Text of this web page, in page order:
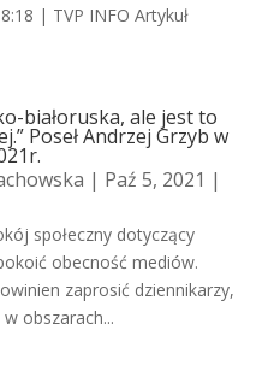
| TVP INFO Artykuł
białoruska, ale jest to
Poseł Andrzej Grzyb w
| Paź 5, 2021 |
społeczny dotyczący
obecność mediów.
zaprosić dziennikarzy,
obszarach...